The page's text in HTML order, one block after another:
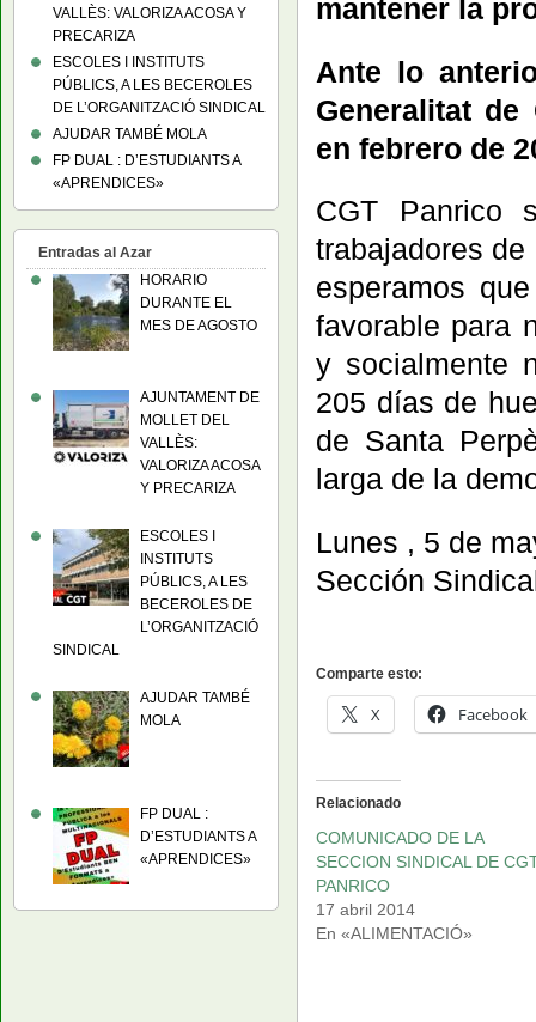
mantener la
Ante lo
Generalitat
en febrero de
CGT Panrico
trabajadores
esperamos
favorable para
y socialmente
205 días de
de Santa
larga de la
Lunes , 5 de
Sección
Comparte esto:
X Facebook
Relacionado
COMUNICADO DE LA
SECCION SINDICAL DE
PANRICO
17 abril 2014
En «ALIMENTACIÓ»
VALLÈS: VALORIZA ACOSA Y
PRECARIZA
ESCOLES I INSTITUTS
PÚBLICS, A LES BECEROLES
DE L’ORGANITZACIÓ SINDICAL
AJUDAR TAMBÉ MOLA
FP DUAL : D’ESTUDIANTS A
«APRENDICES»
Entradas al Azar
HORARIO
DURANTE EL
MES DE AGOSTO
AJUNTAMENT DE
MOLLET DEL
VALLÈS:
VALORIZA ACOSA
Y PRECARIZA
ESCOLES I
INSTITUTS
PÚBLICS, A LES
BECEROLES DE
L’ORGANITZACIÓ
SINDICAL
AJUDAR TAMBÉ
MOLA
FP DUAL :
D’ESTUDIANTS A
«APRENDICES»